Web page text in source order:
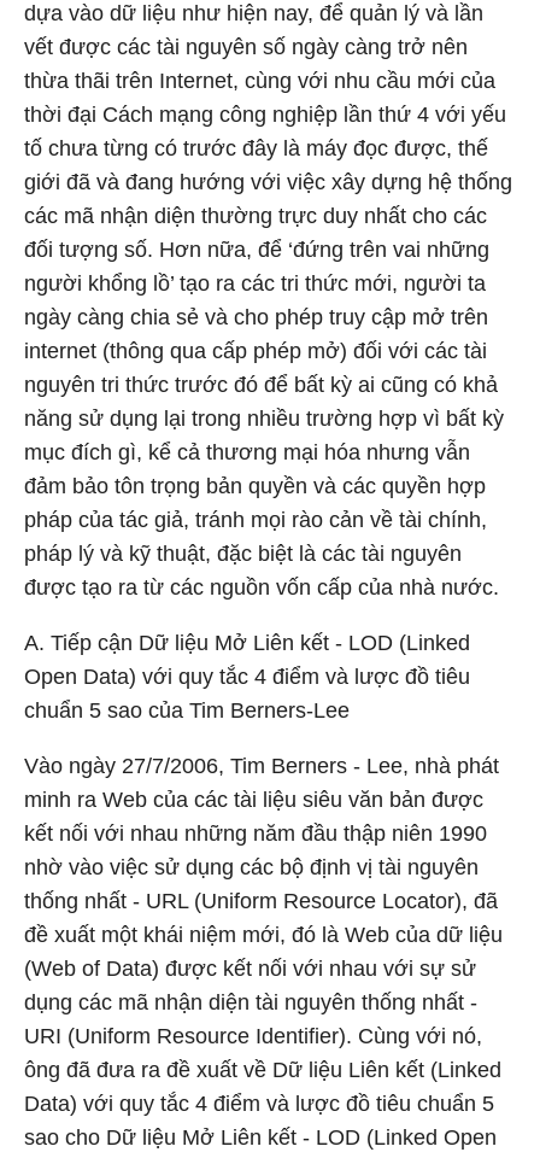
dựa vào dữ liệu như hiện nay, để quản lý và lần
vết được các tài nguyên số ngày càng trở nên
thừa thãi trên Internet, cùng với nhu cầu mới của
thời đại Cách mạng công nghiệp lần thứ 4 với yếu
tố chưa từng có trước đây là máy đọc được, thế
giới đã và đang hướng với việc xây dựng hệ thống
các mã nhận diện thường trực duy nhất cho các
đối tượng số. Hơn nữa, để ‘đứng trên vai những
người khổng lồ’ tạo ra các tri thức mới, người ta
ngày càng chia sẻ và cho phép truy cập mở trên
internet (thông qua cấp phép mở) đối với các tài
nguyên tri thức trước đó để bất kỳ ai cũng có khả
năng sử dụng lại trong nhiều trường hợp vì bất kỳ
mục đích gì, kể cả thương mại hóa nhưng vẫn
đảm bảo tôn trọng bản quyền và các quyền hợp
pháp của tác giả, tránh mọi rào cản về tài chính,
pháp lý và kỹ thuật, đặc biệt là các tài nguyên
được tạo ra từ các nguồn vốn cấp của nhà nước.
A. Tiếp cận Dữ liệu Mở Liên kết - LOD (Linked
Open Data) với quy tắc 4 điểm và lược đồ tiêu
chuẩn 5 sao của Tim Berners-Lee
Vào ngày 27/7/2006, Tim Berners - Lee, nhà phát
minh ra Web của các tài liệu siêu văn bản được
kết nối với nhau những năm đầu thập niên 1990
nhờ vào việc sử dụng các bộ định vị tài nguyên
thống nhất - URL (Uniform Resource Locator), đã
đề xuất một khái niệm mới, đó là Web của dữ liệu
(Web of Data) được kết nối với nhau với sự sử
dụng các mã nhận diện tài nguyên thống nhất -
URI (Uniform Resource Identifier). Cùng với nó,
ông đã đưa ra đề xuất về Dữ liệu Liên kết (Linked
Data) với quy tắc 4 điểm và lược đồ tiêu chuẩn 5
sao cho Dữ liệu Mở Liên kết - LOD (Linked Open